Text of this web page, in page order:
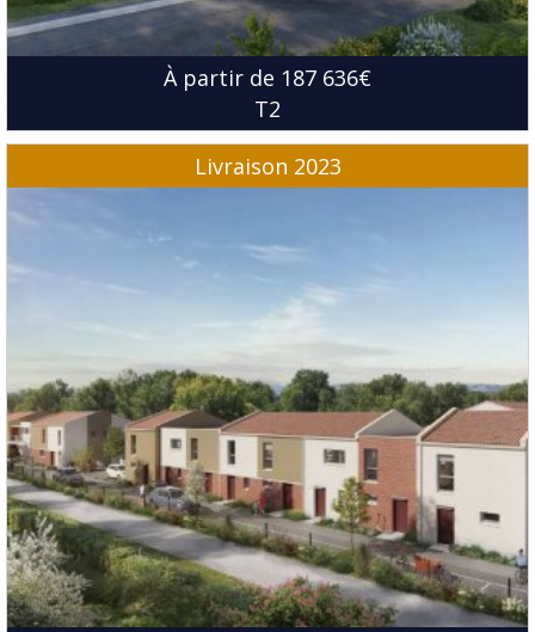
À partir de 187 636€
T2
Livraison 2023